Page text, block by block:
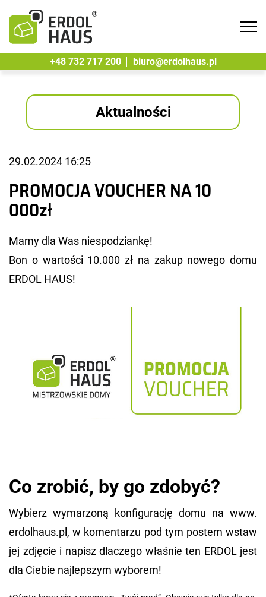
+48 732 717 200
biuro@erdolhaus.pl
Aktualności
29.02.2024 16:25
PROMOCJA VOUCHER NA 10
000zł
Mamy dla Was nie­spo­dzian­kę!
Bon o war­to­ści 10.000 zł na zakup no­we­go domu
ERDOL HAUS!
Co zro­bić, by go zdo­być?
Wy­bierz wy­ma­rzo­ną kon­fi­gu­ra­cję domu na www.​
erdolhaus.​pl, w ko­men­ta­rzu pod tym po­stem wstaw
jej zdję­cie i na­pisz dla­cze­go wła­śnie ten ERDOL jest
dla Cie­bie naj­lep­szym wy­bo­rem!